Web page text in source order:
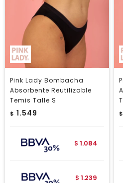
Pink Lady Bombacha
Absorbente Reutilizable
Temis Talle S
$ 1.549
$ 1.084
$ 1.239
$